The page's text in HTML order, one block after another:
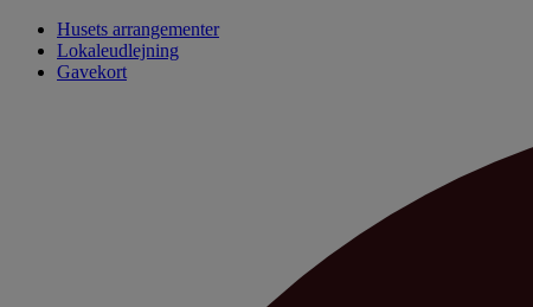
Husets arrangementer
Lokaleudlejning
Gavekort